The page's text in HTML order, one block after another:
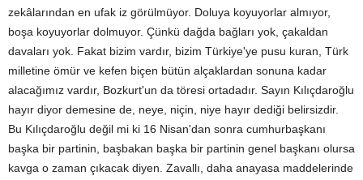
zekâlarından en ufak iz görülmüyor. Doluya koyuyorlar almıyor,
boşa koyuyorlar dolmuyor. Çünkü dağda bağları yok, çakaldan
davaları yok. Fakat bizim vardır, bizim Türkiye'ye pusu kuran, Türk
milletine ömür ve kefen biçen bütün alçaklardan sonuna kadar
alacağımız vardır, Bozkurt'un da töresi ortadadır. Sayın Kılıçdaroğlu
hayır diyor demesine de, neye, niçin, niye hayır dediği belirsizdir.
Bu Kılıçdaroğlu değil mi ki 16 Nisan'dan sonra cumhurbaşkanı
başka bir partinin, başbakan başka bir partinin genel başkanı olursa
kavga o zaman çıkacak diyen. Zavallı, daha anayasa maddelerinde